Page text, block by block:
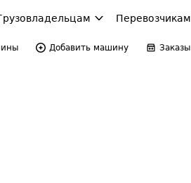
Перевозчикам
Добавить машину Заказы